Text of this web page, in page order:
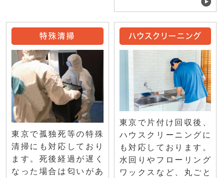
特殊清掃
東京で孤独死等の特殊
清掃にも対応しており
ます。死後経過が遅く
なった場合は匂いがあ
ハウスクリーニング
東京で片付け回収後、
ハウスクリーニングに
も対応しております。
水回りやフローリング
ワックスなど、丸ごと